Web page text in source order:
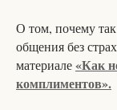
О том, почему
общения без
материале«Как
комплиментов».